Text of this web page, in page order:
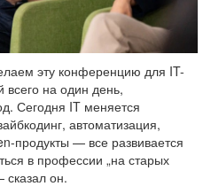
эту конференцию для IT-
на один день,
Сегодня IT меняется
автоматизация,
продукты — все развивается
в профессии „на старых
он.